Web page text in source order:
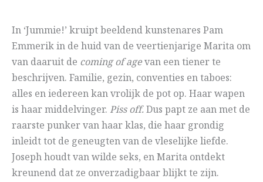
In ‘Jummie!’ kruipt beeldend kunstenares Pam
Emmerik in de huid van de veertienjarige Marita om
van daaruit de coming of agevan een tiener te
beschrijven. Familie, gezin, conventies en taboes:
alles en iedereen kan vrolijk de pot op. Haar wapen
is haar middelvinger. Piss off.Dus papt ze aan met de
raarste punker van haar klas, die haar grondig
inleidt tot de geneugten van de vleselijke liefde.
Joseph houdt van wilde seks, en Marita ontdekt
kreunend dat ze onverzadigbaar blijkt te zijn.